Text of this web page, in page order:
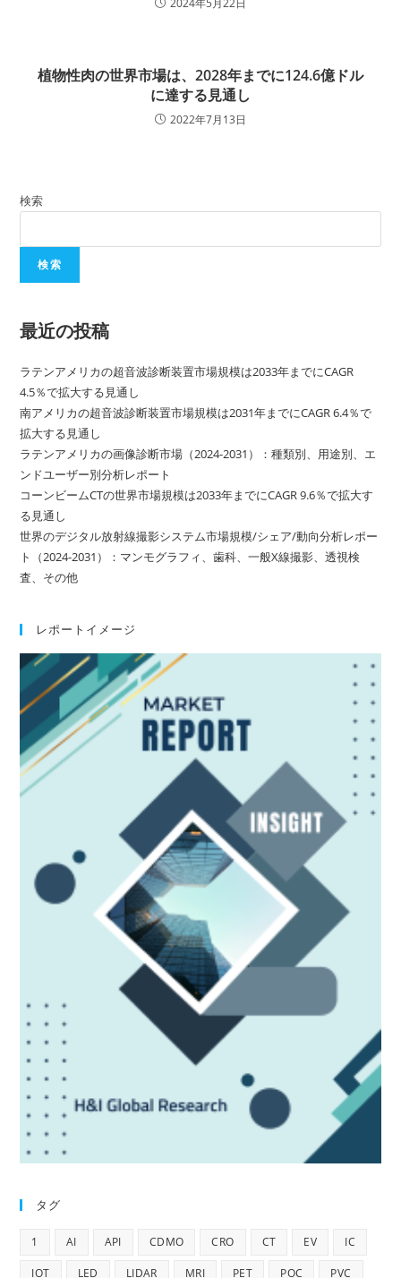
植物性肉の世界市場は、2028年までに124.6億ドル
に達する見通し
2022年7月13日
検索
検索
最近の投稿
ラテンアメリカの超音波診断装置市場規模は2033年までにCAGR
4.5％で拡大する見通し
南アメリカの超音波診断装置市場規模は2031年までにCAGR 6.4％で
拡大する見通し
ラテンアメリカの画像診断市場（2024-2031）：種類別、用途別、エ
ンドユーザー別分析レポート
コーンビームCTの世界市場規模は2033年までにCAGR 9.6％で拡大す
る見通し
世界のデジタル放射線撮影システム市場規模/シェア/動向分析レポー
ト（2024-2031）：マンモグラフィ、歯科、一般X線撮影、透視検
査、その他
レポートイメージ
タグ
1 AI API CDMO CRO CT EV IC
IOT LED LIDAR MRI PET POC PVC